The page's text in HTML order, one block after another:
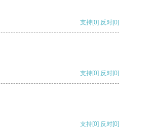
支持[0] 反对[0]
支持[0] 反对[0]
支持[0] 反对[0]